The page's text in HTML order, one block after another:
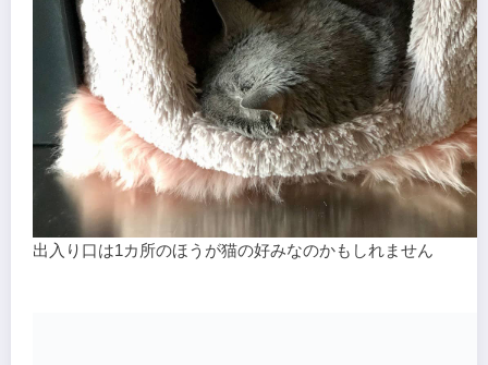
出入り口は1カ所のほうが猫の好みなのかもしれません